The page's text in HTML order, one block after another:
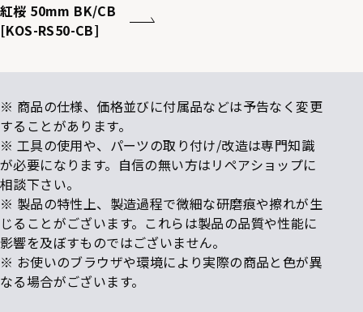
紅桜 50mm BK/CB
[KOS-RS50-CB]
※ 商品の仕様、価格並びに付属品などは予告なく変更
することがあります。
※ 工具の使用や、パーツの取り付け/改造は専門知識
が必要になります。自信の無い方はリペアショップに
相談下さい。
※ 製品の特性上、製造過程で微細な研磨痕や擦れが生
じることがございます。これらは製品の品質や性能に
影響を及ぼすものではございません。
※ お使いのブラウザや環境により実際の商品と色が異
なる場合がございます。